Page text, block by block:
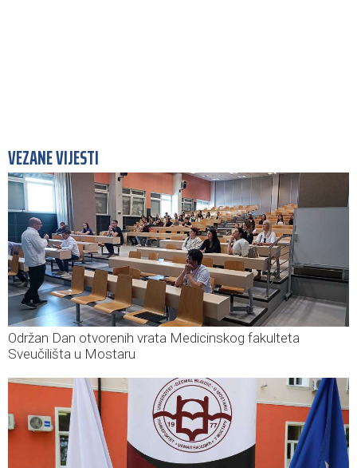
VEZANE VIJESTI
Održan Dan otvorenih vrata Medicinskog fakulteta
Sveučilišta u Mostaru